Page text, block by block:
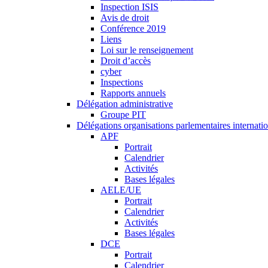
Inspection ISIS
Avis de droit
Conférence 2019
Liens
Loi sur le renseignement
Droit d’accès
cyber
Inspections
Rapports annuels
Délégation administrative
Groupe PIT
Délégations organisations parlementaires
APF
Portrait
Calendrier
Activités
Bases légales
AELE/UE
Portrait
Calendrier
Activités
Bases légales
DCE
Portrait
Calendrier